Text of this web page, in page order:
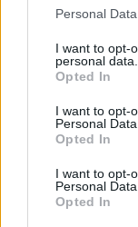
Personal
I want to opt-
personal data.
Opted In
I want to opt-
Personal Data.
Opted In
I want to opt-
Personal
Opted In
ποια
ΟΦΗ: Φουλάρει
Φρουροί της
Ορμούζ δεν
14:04